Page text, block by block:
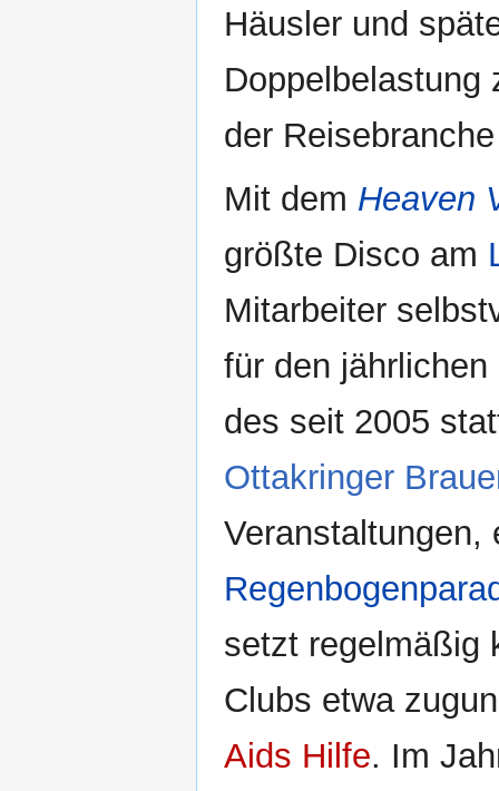
Häusler und
Doppelbelastung
der
Mit dem Heaven
größte Disco am
Mitarbeiter
für den jährlichen
des seit 2005
Ottakringer
Veranstaltungen,
setzt regelmäßig
Clubs etwa
Aids Hilfe. Im